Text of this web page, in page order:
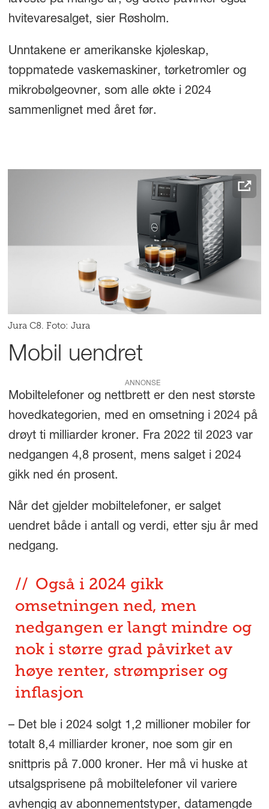
hvitevaresalget, sier Røsholm.
Unntakene er amerikanske kjøleskap,
toppmatede vaskemaskiner, tørketromler og
mikrobølgeovner, som alle økte i 2024
sammenlignet med året før.
Jura C8. Foto: Jura
Mobil uendret
ANNONSE
Mobiltelefoner og nettbrett er den nest største
hovedkategorien, med en omsetning i 2024 på
drøyt ti milliarder kroner. Fra 2022 til 2023 var
nedgangen 4,8 prosent, mens salget i 2024
gikk ned én prosent.
Når det gjelder mobiltelefoner, er salget
uendret både i antall og verdi, etter sju år med
nedgang.
Også i 2024 gikk
omsetningen ned, men
nedgangen er langt mindre og
nok i større grad påvirket av
høye renter, strømpriser og
inflasjon
– Det ble i 2024 solgt 1,2 millioner mobiler for
totalt 8,4 milliarder kroner, noe som gir en
snittpris på 7.000 kroner. Her må vi huske at
utsalgsprisene på mobiltelefoner vil variere
avhengig av abonnementstyper, datamengde